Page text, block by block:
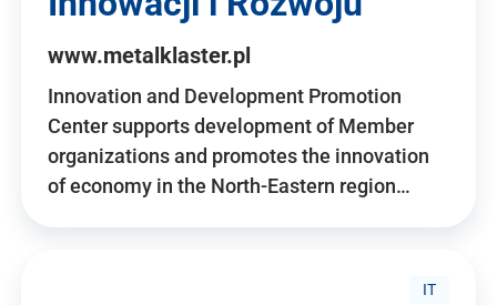
www.metalklaster.pl
Innovation and Development Promotion
Center supports development of Member
organizations and promotes the innovation
of economy in the North-Eastern region…
IT